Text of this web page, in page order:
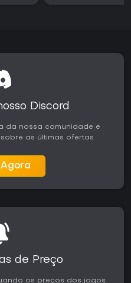
Discord
da nossa comunidade e
as últimas ofertas
de Preço
os preços dos jogos